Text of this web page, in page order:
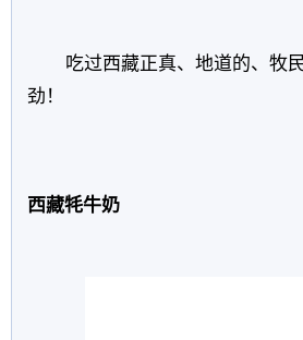
吃过西藏正真、地道的、牧
劲！
西藏牦牛奶